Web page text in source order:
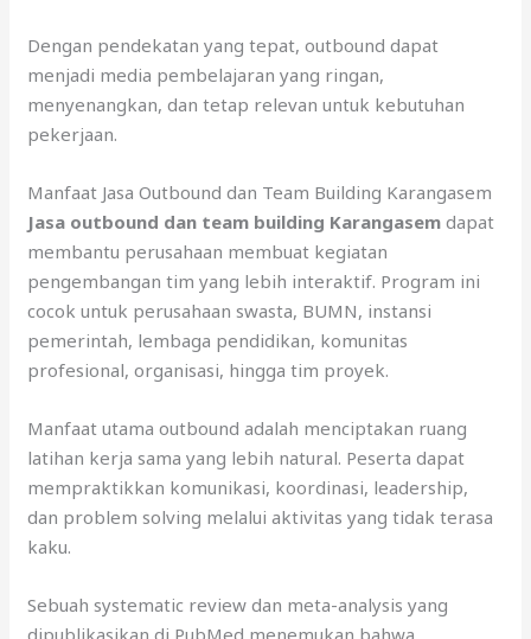
Dengan pendekatan yang tepat, outbound dapat
menjadi media pembelajaran yang ringan,
menyenangkan, dan tetap relevan untuk kebutuhan
pekerjaan.
Manfaat Jasa Outbound dan Team Building Karangasem
Jasa outbound dan team building Karangasem dapat
membantu perusahaan membuat kegiatan
pengembangan tim yang lebih interaktif. Program ini
cocok untuk perusahaan swasta, BUMN, instansi
pemerintah, lembaga pendidikan, komunitas
profesional, organisasi, hingga tim proyek.
Manfaat utama outbound adalah menciptakan ruang
latihan kerja sama yang lebih natural. Peserta dapat
mempraktikkan komunikasi, koordinasi, leadership,
dan problem solving melalui aktivitas yang tidak terasa
kaku.
Sebuah systematic review dan meta-analysis yang
dipublikasikan di PubMed menemukan bahwa